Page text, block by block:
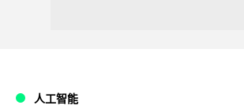
人工智能